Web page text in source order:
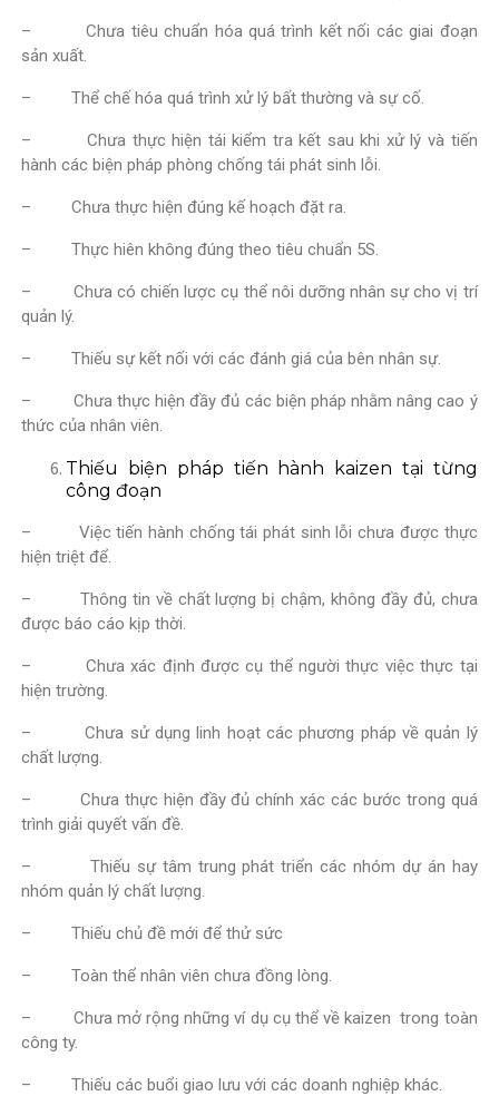
– Chưa tiêu chuẩn hóa quá trình kết nối các giai đoạn
sản xuất.
– Thể chế hóa quá trình xử lý bất thường và sự cố.
– Chưa thực hiện tái kiểm tra kết sau khi xử lý và tiến
hành các biện pháp phòng chống tái phát sinh lỗi.
– Chưa thực hiện đúng kế hoạch đặt ra.
– Thực hiên không đúng theo tiêu chuẩn 5S.
– Chưa có chiến lược cụ thể nôi dưỡng nhân sự cho vị trí
quản lý.
– Thiếu sự kết nối với các đánh giá của bên nhân sự.
– Chưa thực hiện đầy đủ các biện pháp nhằm nâng cao ý
thức của nhân viên.
Thiếu biện pháp tiến hành kaizen tại từng
công đoạn
– Việc tiến hành chống tái phát sinh lỗi chưa được thực
hiện triệt để.
– Thông tin về chất lượng bị chậm, không đầy đủ, chưa
được báo cáo kịp thời.
– Chưa xác định được cụ thể người thực việc thực tại
hiện trường.
– Chưa sử dụng linh hoạt các phương pháp về quản lý
chất lượng.
– Chưa thực hiện đầy đủ chính xác các bước trong quá
trình giải quyết vấn đề.
– Thiếu sự tâm trung phát triển các nhóm dự án hay
nhóm quản lý chất lượng.
– Thiếu chủ đề mới để thử sức
– Toàn thể nhân viên chưa đồng lòng.
– Chưa mở rộng những ví dụ cụ thể về kaizen trong toàn
công ty.
– Thiếu các buổi giao lưu với các doanh nghiệp khác.